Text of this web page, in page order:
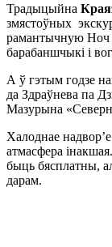
Традыцыйна
змястоўных
рамантычную Ноч
барабаншчыкі і
А ў гэтым годзе
да Здраўнева па
Мазурына
Халоднае надвор’е
атмасфера
быць бясплатны,
дарам.